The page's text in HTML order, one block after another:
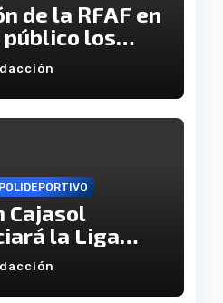
de la RFAF en
público los
la categoría
POLIDEPORTIVO
Cajasol
la Liga